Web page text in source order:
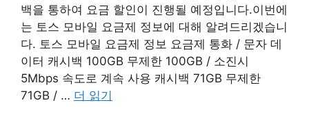
백을 통하여 요금 할인이 진행될 예정입니다.이번에
는 토스 모바일 요금제 정보에 대해 알려드리겠습니
다. 토스 모바일 요금제 정보 요금제 통화 / 문자 데
이터 캐시백 100GB 무제한 100GB / 소진시
5Mbps 속도로 계속 사용 캐시백 71GB 무제한
71GB / … 더 읽기